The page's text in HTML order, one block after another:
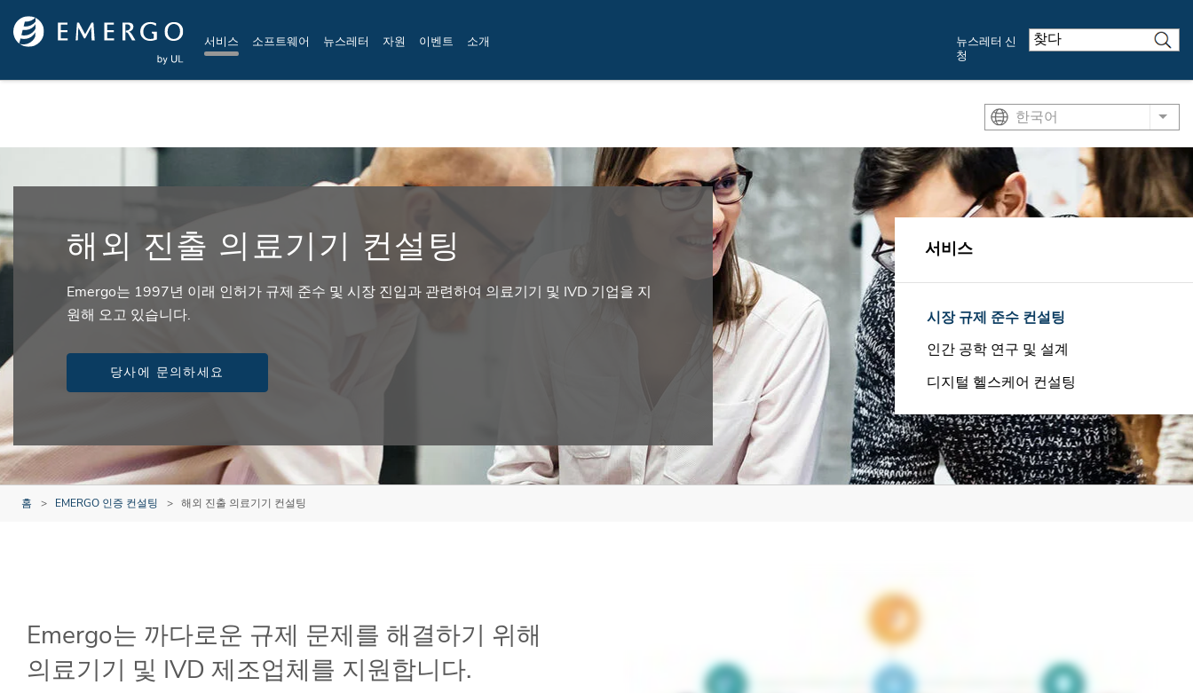
Skip to main content
서비스 소프트웨어 뉴스레터 자원 이벤트 소개
뉴스레터 신
청
한국어 List
서비스
시장 규제 준수 컨설팅
인간 공학 연구 및 설계
디지털 헬스케어 컨설팅
해외 진출 의료기기 컨설팅
Emergo는 1997년 이래 인허가 규제 준수 및 시장 진입과 관련하여 의료기기 및 IVD 기업을 지
원해 오고 있습니다.
당사에 문의하세요
홈 EMERGO 인증 컨설팅 해외 진출 의료기기 컨설팅
Emergo는 까다로운 규제 문제를 해결하기 위해
의료기기 및 IVD 제조업체를 지원합니다.